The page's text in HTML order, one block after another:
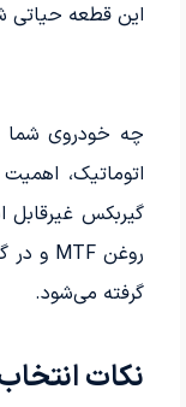
این قطعه حیاتی
چه خودروی‌ شما
اتوماتیک،
گیربکس غیرقابل
گرفته می‌شود.
نکات